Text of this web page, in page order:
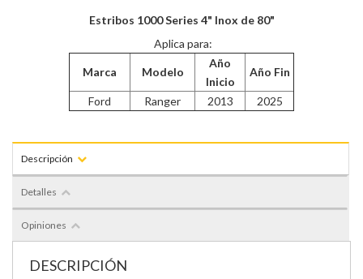
Estribos 1000 Series 4" Inox de 80"
Aplica para:
Marca Modelo
Año
Inicio
Año Fin
Ford Ranger 2013 2025
Descripción
Detalles
Opiniones
DESCRIPCIÓN